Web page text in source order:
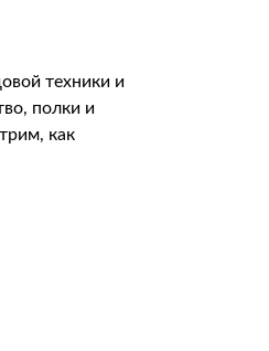
техники и
полки и
как